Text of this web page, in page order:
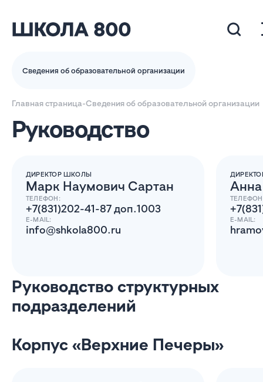
Сведения об образовательной организации
Главная страница-Сведения об образовательной организации
Руководство
ДИРЕКТОР ШКОЛЫ
Марк Наумович Сартан
ТЕЛЕФОН:
+7(831)202-41-87 доп.1003
E-MAIL:
info@shkola800.ru
E-MAIL:
Руководство структурных
подразделений
Корпус «Верхние Печеры»